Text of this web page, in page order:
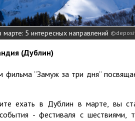
марте: 5 интересных направлений
(Дублин)
фильма “Замуж за три дня“
ехать в Дублин в марте, вы
- фестиваля с шествиями,